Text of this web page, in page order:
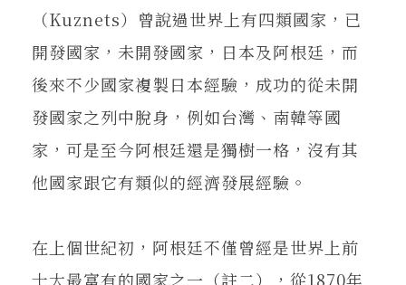
（Kuznets）曾說過世界上有四類國家，已
開發國家，未開發國家，日本及阿根廷，而
後來不少國家複製日本經驗，成功的從未開
發國家之列中脫身，例如台灣、南韓等國
家，可是至今阿根廷還是獨樹一格，沒有其
他國家跟它有類似的經濟發展經驗。
在上個世紀初，阿根廷不僅曾經是世界上前
十大最富有的國家之一（註二），從1870年